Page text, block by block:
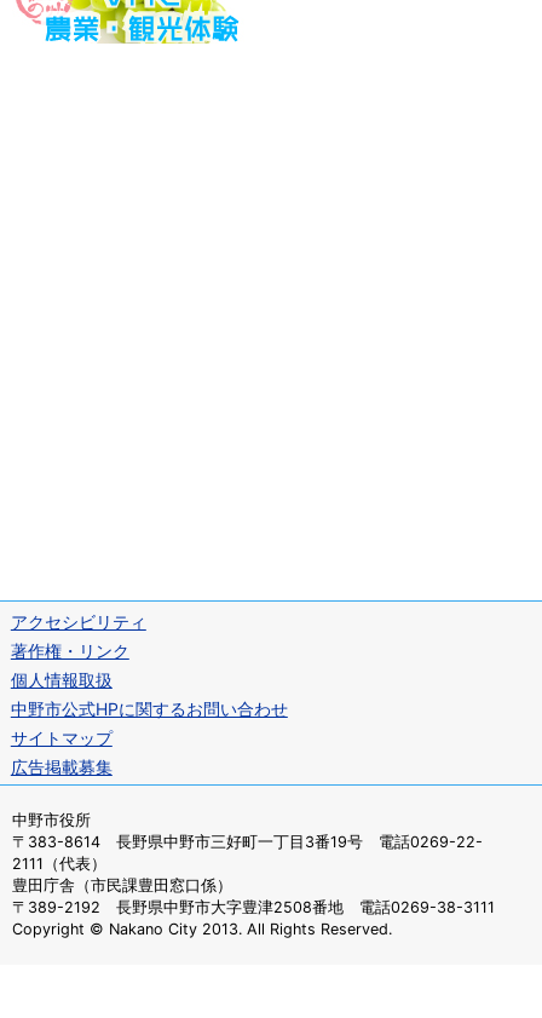
アクセシビリティ
著作権・リンク
個人情報取扱
中野市公式HPに関するお問い合わせ
サイトマップ
広告掲載募集
中野市役所
〒383-8614 長野県中野市三好町一丁目3番19号 電話0269-22-
2111（代表）
豊田庁舎（市民課豊田窓口係）
〒389-2192 長野県中野市大字豊津2508番地 電話0269-38-3111
Copyright © Nakano City 2013. All Rights Reserved.